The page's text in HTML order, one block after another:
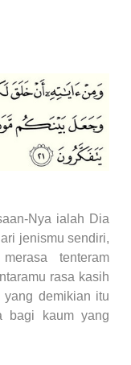
Nya ialah Dia
jenismu sendiri,
tenteram
rasa kasih
yang demikian itu
bagi kaum yang